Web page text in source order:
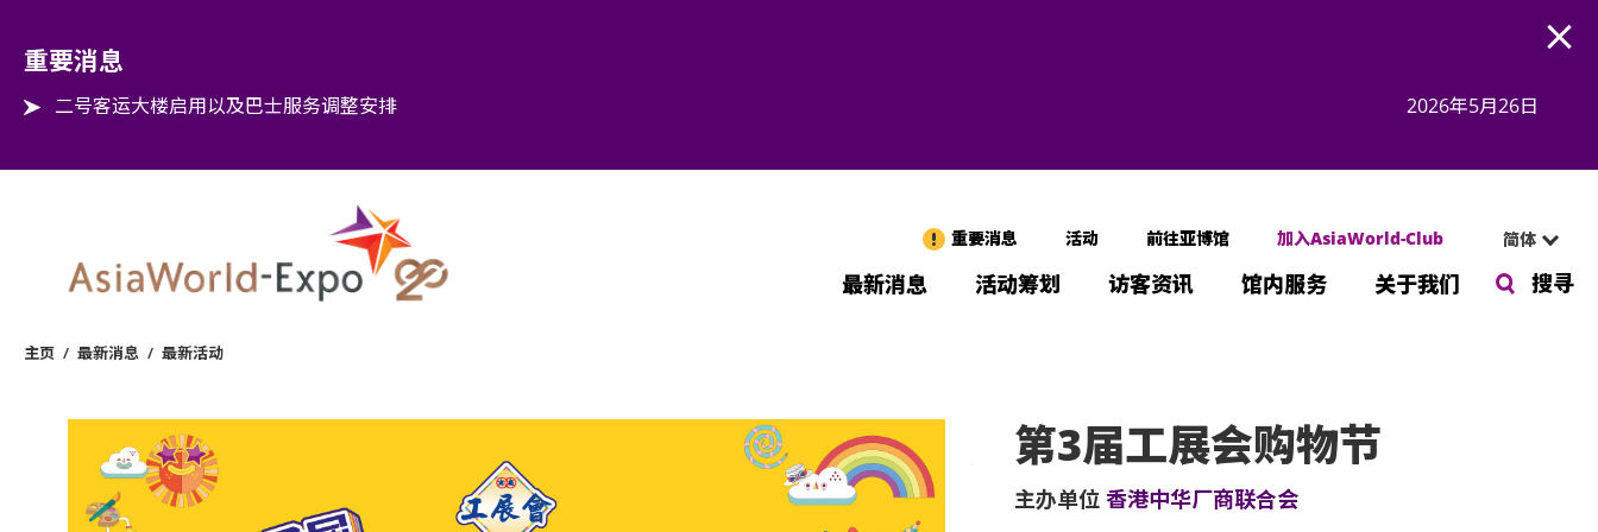
重要消息
二号客运大楼启用以及巴士服务调整安排 2026年5月26日
重要消息 活动 前往亚博馆 加入AsiaWorld-Club 简体
最新消息 活动筹划 访客资讯 馆内服务 关于我们 搜寻
主页 / 最新消息 / 最新活动
第3届工展会购物节
主办单位 香港中华厂商联合会